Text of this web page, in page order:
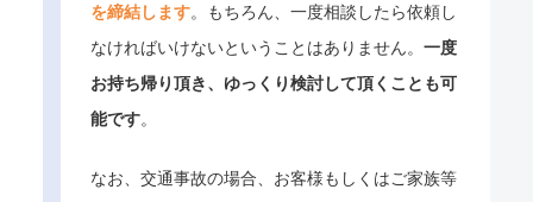
を締結します。もちろん、一度相談したら依頼し
なければいけないということはありません。 一度
お持ち帰り頂き、ゆっくり検討して頂くことも可
能です。
なお、交通事故の場合、お客様もしくはご家族等